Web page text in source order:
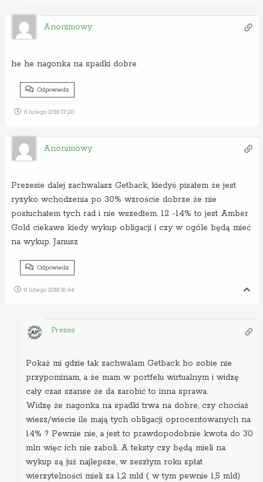
Anonimowy
he he nagonka na spadki dobre
Odpowiedz
8 lutego 2018 17:20
Anonimowy
Prezesie dalej zachwalasz Getback, kiedyś pisałem że jest
ryzyko wchodzenia po 30% wzroście dobrze że nie
posłuchałem tych rad i nie wszedłem. 12 -14% to jest Amber
Gold ciekawe kiedy wykup obligacji i czy w ogóle będą mieć
na wykup. Janusz
Odpowiedz
8 lutego 2018 16:44
Prezes
Pokaż mi gdzie tak zachwalam Getback bo sobie nie
przypominam, a że mam w portfelu wirtualnym i widzę
cały czas szanse że da zarobić to inna sprawa.
Widzę że nagonka na spadki trwa na dobre, czy chociaż
wiesz/wiecie ile mają tych obligacji oprocentowanych na
14% ? Pewnie nie, a jest to prawdopodobnie kwota do 30
mln więc ich nie zaboli. A teksty czy będą mieli na
wykup są już najlepsze, w zeszłym roku spłat
wierzytelności mieli za 1,2 mld ( w tym pewnie 1,5 mld)